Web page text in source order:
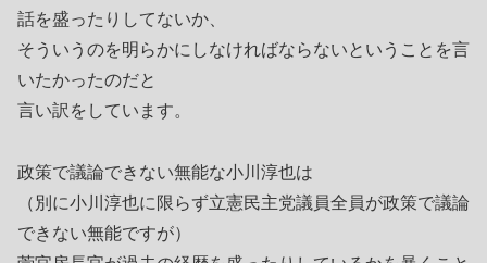
話を盛ったりしてないか、
そういうのを明らかにしなければならないということを言
いたかったのだと
言い訳をしています。
政策で議論できない無能な小川淳也は
（別に小川淳也に限らず立憲民主党議員全員が政策で議論
できない無能ですが）